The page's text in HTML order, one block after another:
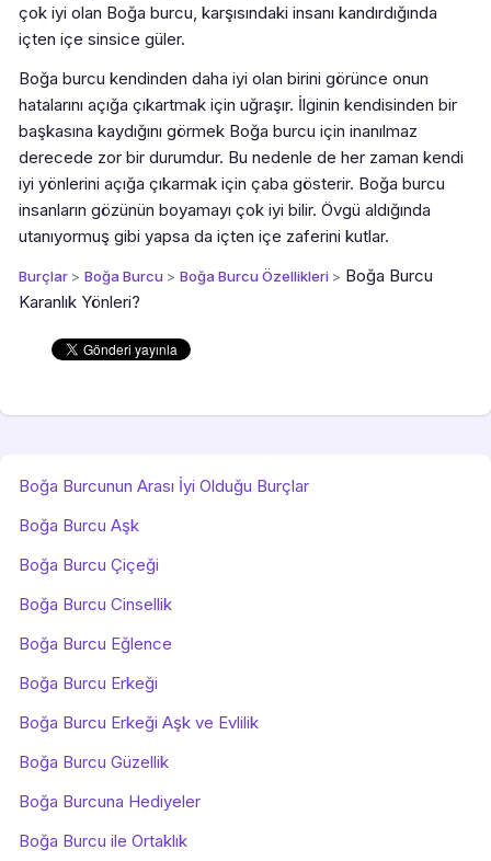
çok iyi olan Boğa burcu, karşısındaki insanı kandırdığında
içten içe sinsice güler.
Boğa burcu kendinden daha iyi olan birini görünce onun
hatalarını açığa çıkartmak için uğraşır. İlginin kendisinden bir
başkasına kaydığını görmek Boğa burcu için inanılmaz
derecede zor bir durumdur. Bu nedenle de her zaman kendi
iyi yönlerini açığa çıkarmak için çaba gösterir. Boğa burcu
insanların gözünün boyamayı çok iyi bilir. Övgü aldığında
utanıyormuş gibi yapsa da içten içe zaferini kutlar.
Burçlar > Boğa Burcu > Boğa Burcu Özellikleri > Boğa Burcu
Karanlık Yönleri?
Boğa Burcunun Arası İyi Olduğu Burçlar
Boğa Burcu Aşk
Boğa Burcu Çiçeği
Boğa Burcu Cinsellik
Boğa Burcu Eğlence
Boğa Burcu Erkeği
Boğa Burcu Erkeği Aşk ve Evlilik
Boğa Burcu Güzellik
Boğa Burcuna Hediyeler
Boğa Burcu ile Ortaklık